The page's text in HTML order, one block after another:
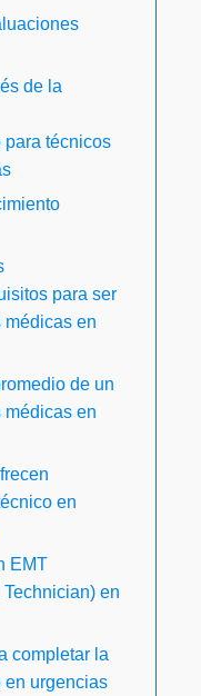
de la
para técnicos
para ser
médicas en
de un
médicas en
en
EMT
en
completar la
en urgencias